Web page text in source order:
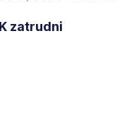
zatrudni